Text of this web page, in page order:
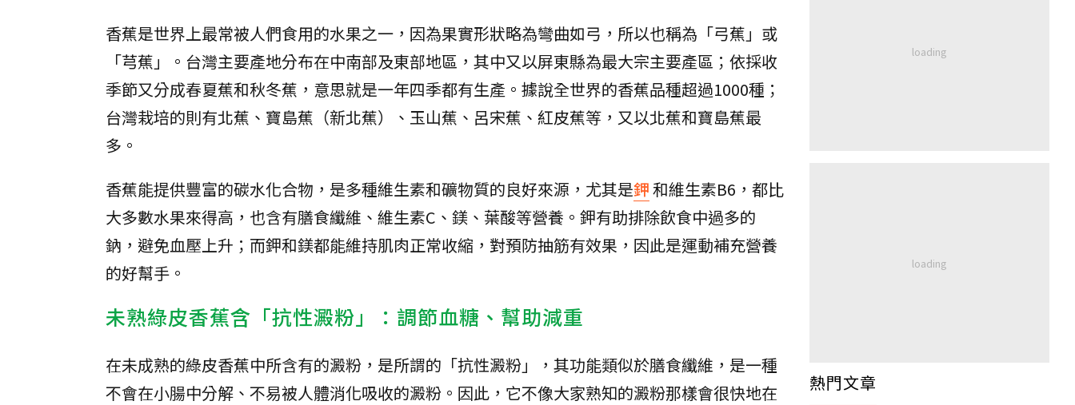
香蕉是世界上最常被人們食用的水果之一，因為果實形狀略為彎曲如弓，所以也稱為「弓蕉」或
「芎蕉」。台灣主要產地分布在中南部及東部地區，其中又以屏東縣為最大宗主要產區；依採收
季節又分成春夏蕉和秋冬蕉，意思就是一年四季都有生產。據說全世界的香蕉品種超過1000種；
台灣栽培的則有北蕉、寶島蕉（新北蕉）、玉山蕉、呂宋蕉、紅皮蕉等，又以北蕉和寶島蕉最
多。
香蕉能提供豐富的碳水化合物，是多種維生素和礦物質的良好來源，尤其是鉀和維生素B6，都比
大多數水果來得高，也含有膳食纖維、維生素C、鎂、葉酸等營養。鉀有助排除飲食中過多的
鈉，避免血壓上升；而鉀和鎂都能維持肌肉正常收縮，對預防抽筋有效果，因此是運動補充營養
的好幫手。
未熟綠皮香蕉含「抗性澱粉」：調節血糖、幫助減重
在未成熟的綠皮香蕉中所含有的澱粉，是所謂的「抗性澱粉」，其功能類似於膳食纖維，是一種
不會在小腸中分解、不易被人體消化吸收的澱粉。因此，它不像大家熟知的澱粉那樣會很快地在
熱門文章